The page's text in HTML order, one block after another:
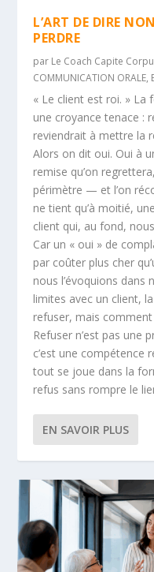
L’ART DE DIRE
PERDRE
par Le Coach Capite
COMMUNICATION ORALE,
« Le client est roi. » La
une croyance tenace :
reviendrait à mettre la
Alors on dit oui. Oui à
remise qu’on
périmètre — et l’on
ne tient qu’à moitié,
client qui, au fond,
Car un « oui » de
par coûter plus cher
nous l’évoquions dans
limites avec un client,
refuser, mais
Refuser n’est pas une
c’est une compétence
tout se joue dans la
refus sans rompre le
EN SAVOIR PLUS